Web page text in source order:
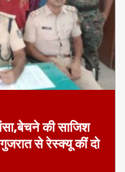
की साजिश
से रेस्क्यू कीं दो